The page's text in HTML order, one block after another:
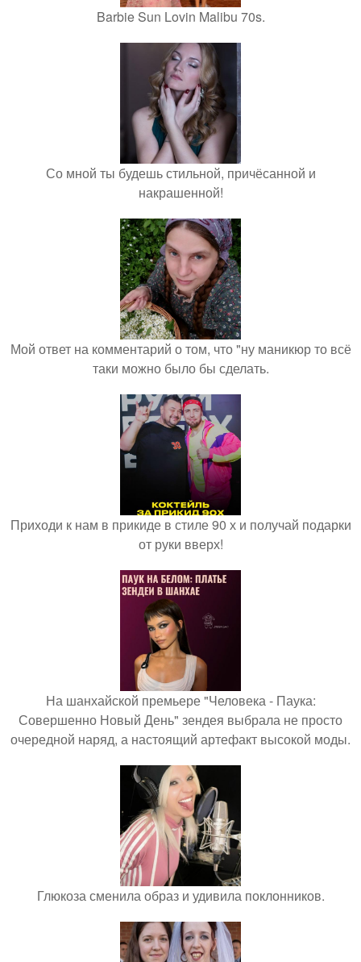
Barbie Sun Lovin Malibu 70s.
Со мной ты будешь стильной, причёсанной и
накрашенной!
Мой ответ на комментарий о том, что "ну маникюр то всё
таки можно было бы сделать.
Приходи к нам в прикиде в стиле 90 х и получай подарки
от руки вверх!
На шанхайской премьере "Человека - Паука:
Совершенно Новый День" зендея выбрала не просто
очередной наряд, а настоящий артефакт высокой моды.
Глюкоза сменила образ и удивила поклонников.